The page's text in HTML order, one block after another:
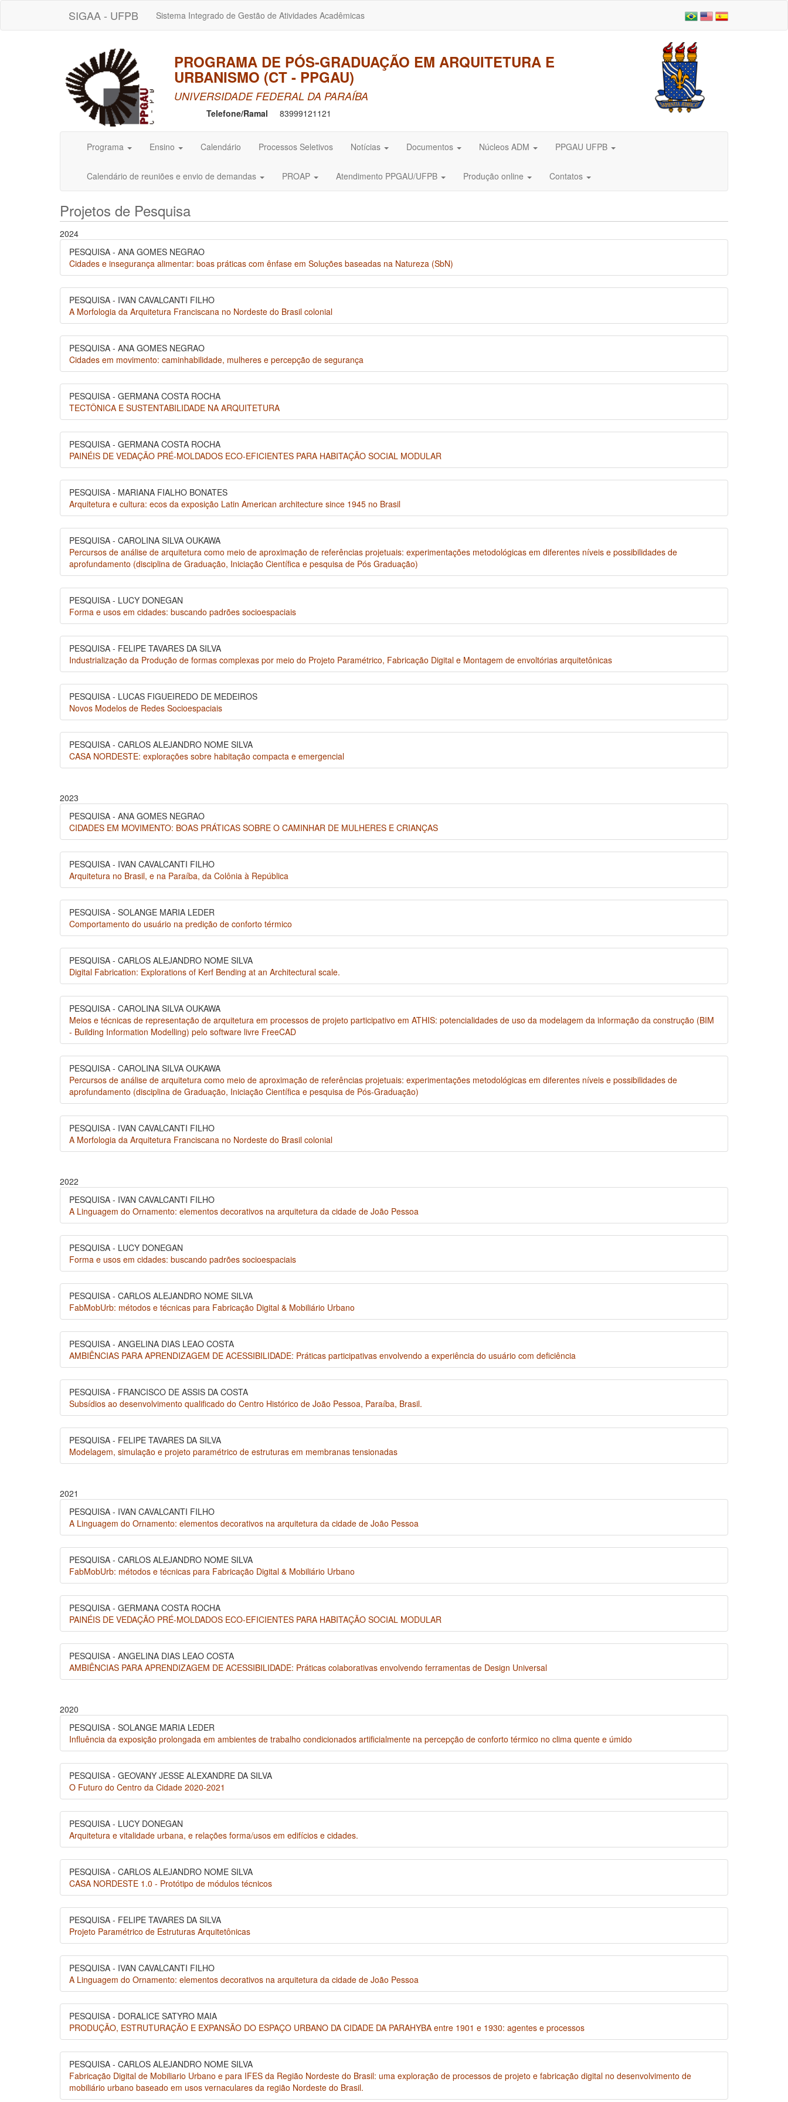
SIGAA - UFPB Sistema Integrado de Gestão de Atividades Acadêmicas
PROGRAMA DE PÓS-GRADUAÇÃO EM ARQUITETURA E
URBANISMO (CT - PPGAU)
UNIVERSIDADE FEDERAL DA PARAÍBA
Telefone/Ramal 83999121121
Programa Ensino Calendário Processos Seletivos Notícias Documentos Núcleos ADM PPGAU UFPB
Calendário de reuniões e envio de demandas PROAP Atendimento PPGAU/UFPB Produção online Contatos
Projetos de Pesquisa
2024
PESQUISA - ANA GOMES NEGRAO
Cidades e insegurança alimentar: boas práticas com ênfase em Soluções baseadas na Natureza (SbN)
PESQUISA - IVAN CAVALCANTI FILHO
A Morfologia da Arquitetura Franciscana no Nordeste do Brasil colonial
PESQUISA - ANA GOMES NEGRAO
Cidades em movimento: caminhabilidade, mulheres e percepção de segurança
PESQUISA - GERMANA COSTA ROCHA
TECTÔNICA E SUSTENTABILIDADE NA ARQUITETURA
PESQUISA - GERMANA COSTA ROCHA
PAINÉIS DE VEDAÇÃO PRÉ-MOLDADOS ECO-EFICIENTES PARA HABITAÇÃO SOCIAL MODULAR
PESQUISA - MARIANA FIALHO BONATES
Arquitetura e cultura: ecos da exposição Latin American architecture since 1945 no Brasil
PESQUISA - CAROLINA SILVA OUKAWA
Percursos de análise de arquitetura como meio de aproximação de referências projetuais: experimentações metodológicas em diferentes níveis e possibilidades de
aprofundamento (disciplina de Graduação, Iniciação Científica e pesquisa de Pós Graduação)
PESQUISA - LUCY DONEGAN
Forma e usos em cidades: buscando padrões socioespaciais
PESQUISA - FELIPE TAVARES DA SILVA
Industrialização da Produção de formas complexas por meio do Projeto Paramétrico, Fabricação Digital e Montagem de envoltórias arquitetônicas
PESQUISA - LUCAS FIGUEIREDO DE MEDEIROS
Novos Modelos de Redes Socioespaciais
PESQUISA - CARLOS ALEJANDRO NOME SILVA
CASA NORDESTE: explorações sobre habitação compacta e emergencial
2023
PESQUISA - ANA GOMES NEGRAO
CIDADES EM MOVIMENTO: BOAS PRÁTICAS SOBRE O CAMINHAR DE MULHERES E CRIANÇAS
PESQUISA - IVAN CAVALCANTI FILHO
Arquitetura no Brasil, e na Paraíba, da Colônia à República
PESQUISA - SOLANGE MARIA LEDER
Comportamento do usuário na predição de conforto térmico
PESQUISA - CARLOS ALEJANDRO NOME SILVA
Digital Fabrication: Explorations of Kerf Bending at an Architectural scale.
PESQUISA - CAROLINA SILVA OUKAWA
Meios e técnicas de representação de arquitetura em processos de projeto participativo em ATHIS: potencialidades de uso da modelagem da informação da construção (BIM
- Building Information Modelling) pelo software livre FreeCAD
PESQUISA - CAROLINA SILVA OUKAWA
Percursos de análise de arquitetura como meio de aproximação de referências projetuais: experimentações metodológicas em diferentes níveis e possibilidades de
aprofundamento (disciplina de Graduação, Iniciação Científica e pesquisa de Pós-Graduação)
PESQUISA - IVAN CAVALCANTI FILHO
A Morfologia da Arquitetura Franciscana no Nordeste do Brasil colonial
2022
PESQUISA - IVAN CAVALCANTI FILHO
A Linguagem do Ornamento: elementos decorativos na arquitetura da cidade de João Pessoa
PESQUISA - LUCY DONEGAN
Forma e usos em cidades: buscando padrões socioespaciais
PESQUISA - CARLOS ALEJANDRO NOME SILVA
FabMobUrb: métodos e técnicas para Fabricação Digital & Mobiliário Urbano
PESQUISA - ANGELINA DIAS LEAO COSTA
AMBIÊNCIAS PARA APRENDIZAGEM DE ACESSIBILIDADE: Práticas participativas envolvendo a experiência do usuário com deficiência
PESQUISA - FRANCISCO DE ASSIS DA COSTA
Subsídios ao desenvolvimento qualificado do Centro Histórico de João Pessoa, Paraíba, Brasil.
PESQUISA - FELIPE TAVARES DA SILVA
Modelagem, simulação e projeto paramétrico de estruturas em membranas tensionadas
2021
PESQUISA - IVAN CAVALCANTI FILHO
A Linguagem do Ornamento: elementos decorativos na arquitetura da cidade de João Pessoa
PESQUISA - CARLOS ALEJANDRO NOME SILVA
FabMobUrb: métodos e técnicas para Fabricação Digital & Mobiliário Urbano
PESQUISA - GERMANA COSTA ROCHA
PAINÉIS DE VEDAÇÃO PRÉ-MOLDADOS ECO-EFICIENTES PARA HABITAÇÃO SOCIAL MODULAR
PESQUISA - ANGELINA DIAS LEAO COSTA
AMBIÊNCIAS PARA APRENDIZAGEM DE ACESSIBILIDADE: Práticas colaborativas envolvendo ferramentas de Design Universal
2020
PESQUISA - SOLANGE MARIA LEDER
Influência da exposição prolongada em ambientes de trabalho condicionados artificialmente na percepção de conforto térmico no clima quente e úmido
PESQUISA - GEOVANY JESSE ALEXANDRE DA SILVA
O Futuro do Centro da Cidade 2020-2021
PESQUISA - LUCY DONEGAN
Arquitetura e vitalidade urbana, e relações forma/usos em edifícios e cidades.
PESQUISA - CARLOS ALEJANDRO NOME SILVA
CASA NORDESTE 1.0 - Protótipo de módulos técnicos
PESQUISA - FELIPE TAVARES DA SILVA
Projeto Paramétrico de Estruturas Arquitetônicas
PESQUISA - IVAN CAVALCANTI FILHO
A Linguagem do Ornamento: elementos decorativos na arquitetura da cidade de João Pessoa
PESQUISA - DORALICE SATYRO MAIA
PRODUÇÃO, ESTRUTURAÇÃO E EXPANSÃO DO ESPAÇO URBANO DA CIDADE DA PARAHYBA entre 1901 e 1930: agentes e processos
PESQUISA - CARLOS ALEJANDRO NOME SILVA
Fabricação Digital de Mobiliario Urbano e para IFES da Região Nordeste do Brasil: uma exploração de processos de projeto e fabricação digital no desenvolvimento de
mobiliário urbano baseado em usos vernaculares da região Nordeste do Brasil.